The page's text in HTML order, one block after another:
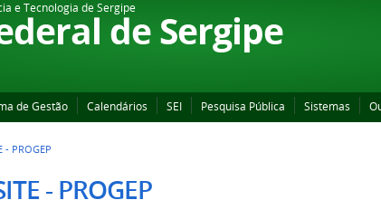
e Tecnologia de Sergipede Sergipe
de Gestão Calendários SEI Pesquisa Pública Sistemas
- PROGEP
- PROGEP